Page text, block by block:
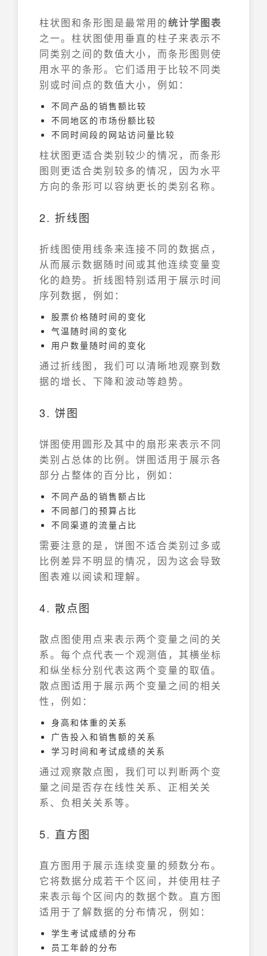
柱状图和条形图是最常用的统计学图表
之一。柱状图使用垂直的柱子来表示不
同类别之间的数值大小，而条形图则使
用水平的条形。它们适用于比较不同类
别或时间点的数值大小，例如：
不同产品的销售额比较
不同地区的市场份额比较
不同时间段的网站访问量比较
柱状图更适合类别较少的情况，而条形
图则更适合类别较多的情况，因为水平
方向的条形可以容纳更长的类别名称。
2. 折线图
折线图使用线条来连接不同的数据点，
从而展示数据随时间或其他连续变量变
化的趋势。折线图特别适用于展示时间
序列数据，例如：
股票价格随时间的变化
气温随时间的变化
用户数量随时间的变化
通过折线图，我们可以清晰地观察到数
据的增长、下降和波动等趋势。
3. 饼图
饼图使用圆形及其中的扇形来表示不同
类别占总体的比例。饼图适用于展示各
部分占整体的百分比，例如：
不同产品的销售额占比
不同部门的预算占比
不同渠道的流量占比
需要注意的是，饼图不适合类别过多或
比例差异不明显的情况，因为这会导致
图表难以阅读和理解。
4. 散点图
散点图使用点来表示两个变量之间的关
系。每个点代表一个观测值，其横坐标
和纵坐标分别代表这两个变量的取值。
散点图适用于展示两个变量之间的相关
性，例如：
身高和体重的关系
广告投入和销售额的关系
学习时间和考试成绩的关系
通过观察散点图，我们可以判断两个变
量之间是否存在线性关系、正相关关
系、负相关关系等。
5. 直方图
直方图用于展示连续变量的频数分布。
它将数据分成若干个区间，并使用柱子
来表示每个区间内的数据个数。直方图
适用于了解数据的分布情况，例如：
学生考试成绩的分布
员工年龄的分布